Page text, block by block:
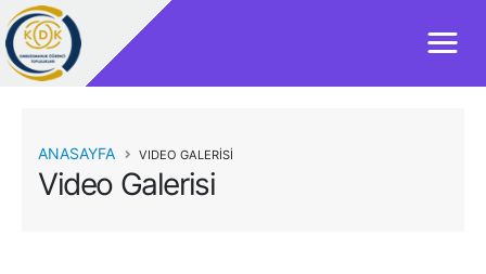
Video Galerisi
ANASAYFA VIDEO GALERİSİ